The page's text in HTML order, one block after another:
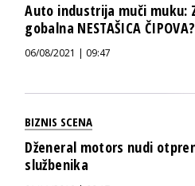
Auto industrija muči muku:
gobalna NESTAŠICA ČIPOVA?
06/08/2021 | 09:47
BIZNIS SCENA
Dženeral motors nudi
službenika